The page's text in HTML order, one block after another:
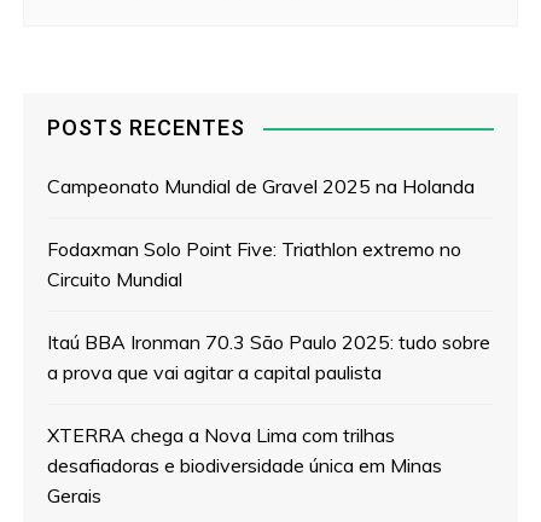
POSTS RECENTES
Campeonato Mundial de Gravel 2025 na Holanda
Fodaxman Solo Point Five: Triathlon extremo no
Circuito Mundial
Itaú BBA Ironman 70.3 São Paulo 2025: tudo sobre
a prova que vai agitar a capital paulista
XTERRA chega a Nova Lima com trilhas
desafiadoras e biodiversidade única em Minas
Gerais